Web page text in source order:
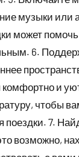
музыки или
может
6.
и
чтобы
поездки. 7.
возможно,